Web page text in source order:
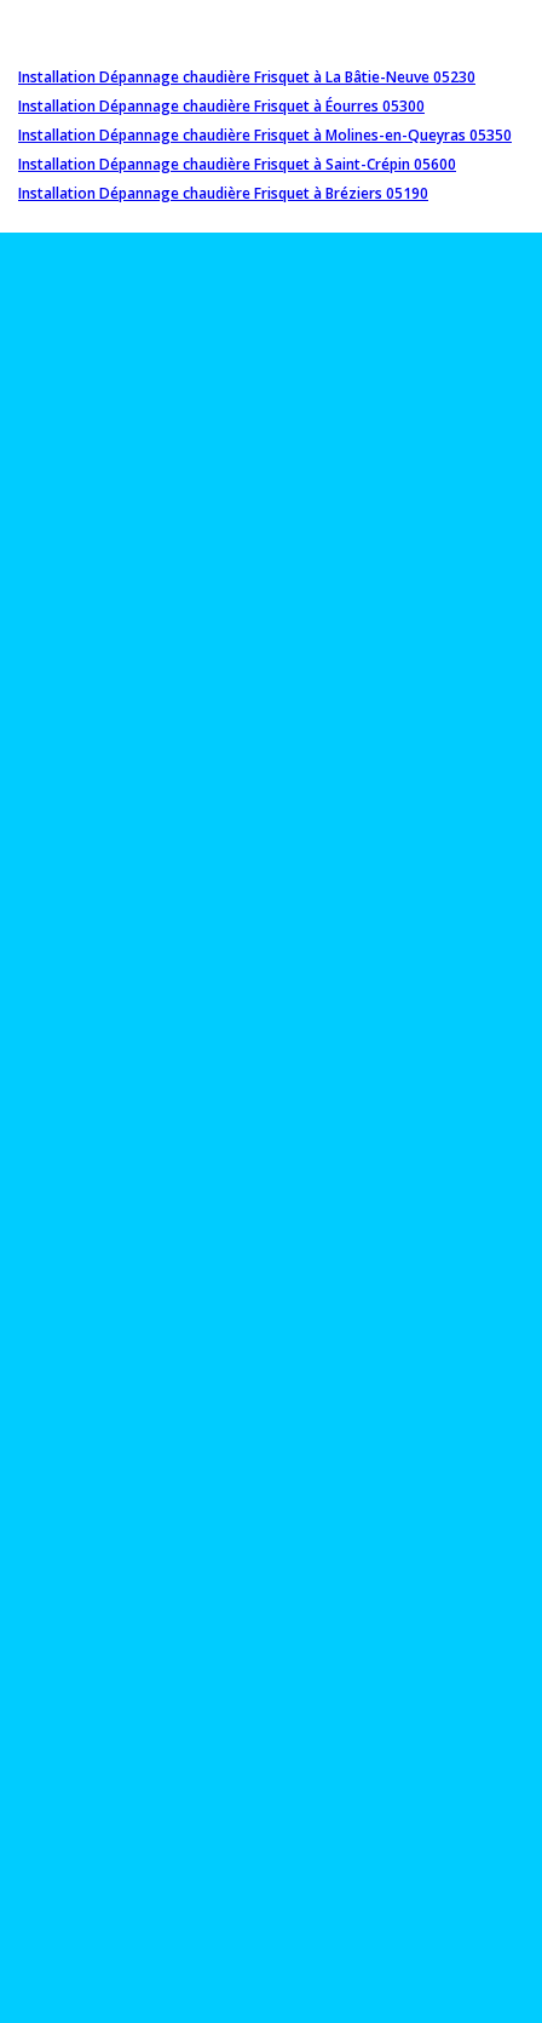
Installation Dépannage chaudière Frisquet à La Bâtie-Neuve 05230
Installation Dépannage chaudière Frisquet à Éourres 05300
Installation Dépannage chaudière Frisquet à Molines-en-Queyras 05350
Installation Dépannage chaudière Frisquet à Saint-Crépin 05600
Installation Dépannage chaudière Frisquet à Bréziers 05190